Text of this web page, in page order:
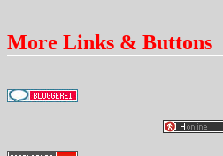
More Links & Buttons